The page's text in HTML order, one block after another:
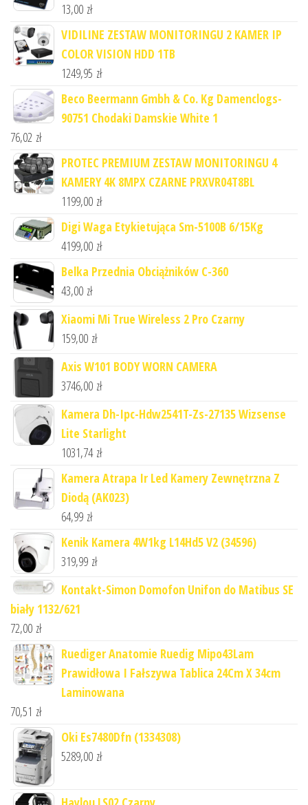
13,00 zł
VIDILINE ZESTAW MONITORINGU 2 KAMER IP
COLOR VISION HDD 1TB
1249,95 zł
Beco Beermann Gmbh & Co. Kg Damenclogs-
90751 Chodaki Damskie White 1
76,02 zł
PROTEC PREMIUM ZESTAW MONITORINGU 4
KAMERY 4K 8MPX CZARNE PRXVR04T8BL
1199,00 zł
Digi Waga Etykietująca Sm-5100B 6/15Kg
4199,00 zł
Belka Przednia Obciążników C-360
43,00 zł
Xiaomi Mi True Wireless 2 Pro Czarny
159,00 zł
Axis W101 BODY WORN CAMERA
3746,00 zł
Kamera Dh-Ipc-Hdw2541T-Zs-27135 Wizsense
Lite Starlight
1031,74 zł
Kamera Atrapa Ir Led Kamery Zewnętrzna Z
Diodą (AK023)
64,99 zł
Kenik Kamera 4W1kg L14Hd5 V2 (34596)
319,99 zł
Kontakt-Simon Domofon Unifon do Matibus SE
biały 1132/621
72,00 zł
Ruediger Anatomie Ruedig Mipo43Lam
Prawidłowa I Fałszywa Tablica 24Cm X 34cm
Laminowana
70,51 zł
Oki Es7480Dfn (1334308)
5289,00 zł